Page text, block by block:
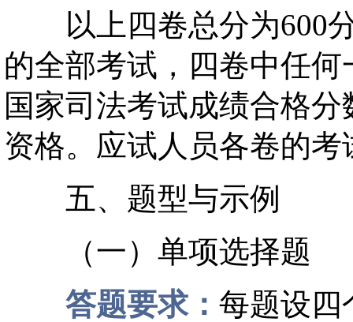
以上四卷总分为600分
的全部考试，四卷中任
国家司法考试成绩合格
资格。应试人员各卷的
五、题型与示例
（一）单项选择题
答题要求： 每题设四